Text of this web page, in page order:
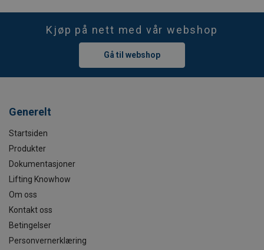
Kjøp på nett med vår webshop
Gå til webshop
Generelt
Startsiden
Produkter
Dokumentasjoner
Lifting Knowhow
Om oss
Kontakt oss
Betingelser
Personvernerklæring